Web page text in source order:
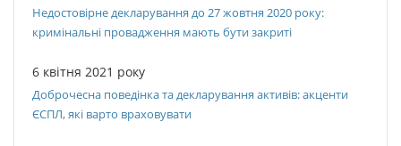
Недостовірне декларування до 27 жовтня 2020 року:
кримінальні провадження мають бути закриті
6 квітня 2021 року
Доброчесна поведінка та декларування активів: акценти
ЄСПЛ, які варто враховувати